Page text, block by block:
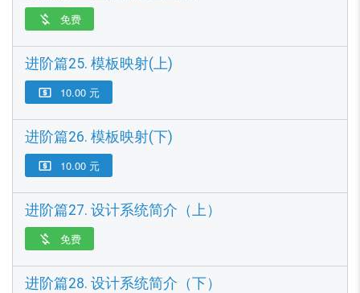
 免费
进阶篇25. 模板映射(上)
 10.00 元
进阶篇26. 模板映射(下)
 10.00 元
进阶篇27. 设计系统简介（上）
 免费
进阶篇28. 设计系统简介（下）